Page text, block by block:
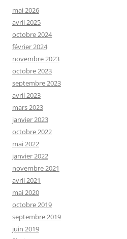
mai 2026
avril 2025
octobre 2024
février 2024
novembre 2023
octobre 2023
septembre 2023
avril 2023
mars 2023
janvier 2023
octobre 2022
mai 2022
janvier 2022
novembre 2021
avril 2021
mai 2020
octobre 2019
septembre 2019
juin 2019